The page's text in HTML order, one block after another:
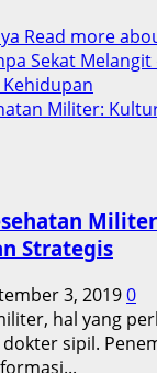
Read more
Sekat
Militer:
Strategis
3, 20190
hal yang
sipil.